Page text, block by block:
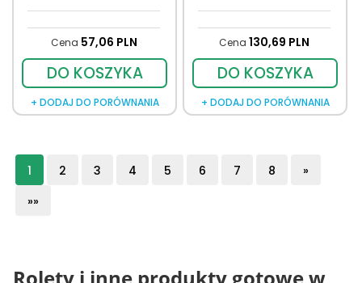
Cena 57,06 PLN
DO KOSZYKA
+ DODAJ DO PORÓWNANIA
Cena 130,69 PLN
DO KOSZYKA
+ DODAJ DO PORÓWNANIA
1 2 3 4 5 6 7 8
»
»»